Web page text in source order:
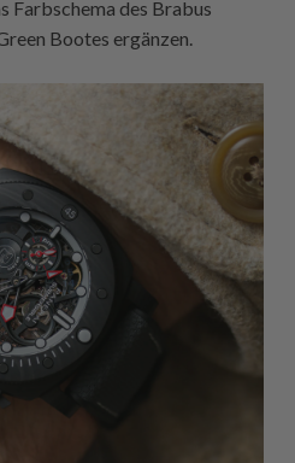
Farbschema des Brabus
Bootes ergänzen.